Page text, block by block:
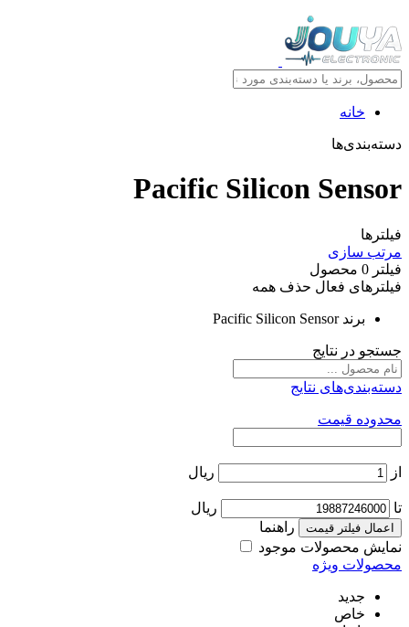
خانه
دسته‌بندی‌ها
Pacific Silicon Sensor
فیلترها
مرتب سازی
فیلتر 0 محصول
فیلترهای فعال حذف همه
برند Pacific Silicon Sensor
جستجو در نتایج
دسته‌بندی‌های نتایج
محدوده قیمت
از ریال
تا ریال
اعمال فیلتر قیمت
راهنما
نمایش محصولات موجود
محصولات ویژه
جدید
خاص